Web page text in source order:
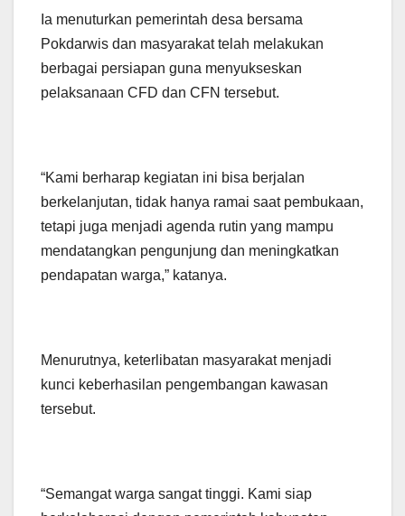
Ia menuturkan pemerintah desa bersama
Pokdarwis dan masyarakat telah melakukan
berbagai persiapan guna menyukseskan
pelaksanaan CFD dan CFN tersebut.
“Kami berharap kegiatan ini bisa berjalan
berkelanjutan, tidak hanya ramai saat pembukaan,
tetapi juga menjadi agenda rutin yang mampu
mendatangkan pengunjung dan meningkatkan
pendapatan warga,” katanya.
Menurutnya, keterlibatan masyarakat menjadi
kunci keberhasilan pengembangan kawasan
tersebut.
“Semangat warga sangat tinggi. Kami siap